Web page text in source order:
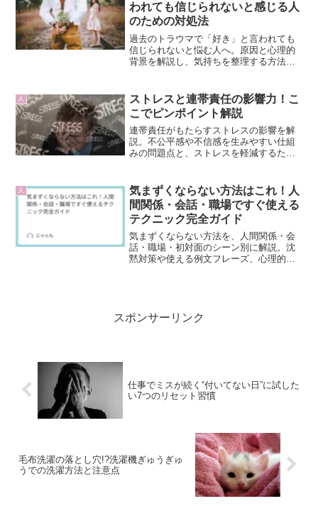
われても信じられないと感じる人
のための対処法
過去のトラウマで「好き」と言われても
信じられないと悩む人へ。原因と心理的
背景を解説し、気持ちを整理する方法や
人
ストレスと連帯責任の影響力！こ
こでピンポイント解説
連帯責任がもたらすストレスの影響を解
説。不公平感や不信感を生みやすい仕組
みの問題点と、ストレスを軽減するため
人
気まずくならない方法はこれ！人
間関係・会話・職場ですぐ使える
テクニック完全ガイド
気まずくならない方法を、人間関係・会
話・職場・初対面のシーン別に解説。沈
黙対策や使える例文フレーズ、心理的コ
スポンサーリンク
仕事でミスが続く“付いてない日”に試した
い7つのリセット習慣
毛布洗濯の落とし穴!?洗濯機ぎゅうぎゅ
うでの洗濯方法と注意点